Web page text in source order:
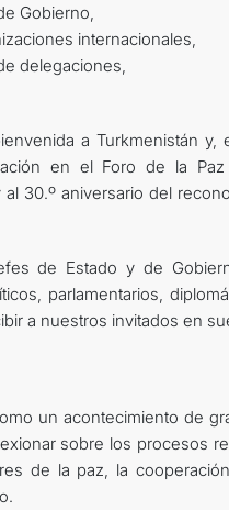
Gobierno,
internacionales,
delegaciones,
a Turkmenistán
en el Foro de la
30.º aniversario del
de Estado y de
parlamentarios,
a nuestros invitados en
un acontecimiento de
sobre los procesos
de la paz, la